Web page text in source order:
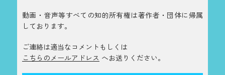
動画・音声等すべての知的所有権は著作者・団体に帰属
しております。
ご連絡は適当なコメントもしくは
こちらのメールアドレス へお送りください。